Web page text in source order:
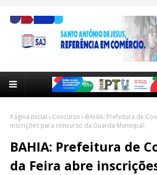
Página inicial Concurso
BAHIA: Prefeitura de
inscrições para concurso da Guarda Municipal;
BAHIA: Prefeitura de
da Feira abre